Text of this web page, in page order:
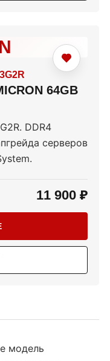
64GB
DDR4
серверов
11 900 ₽
модель